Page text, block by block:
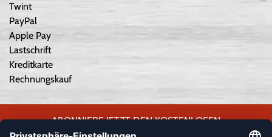
Twint
PayPal
Apple Pay
Lastschrift
Kreditkarte
Rechnungskauf
ABONNIERE JETZT DEN KOSTENLOSEN